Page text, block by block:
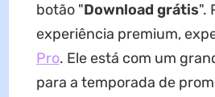
botão "Download grátis".
experiência premium,
Pro. Ele está com um
para a temporada de